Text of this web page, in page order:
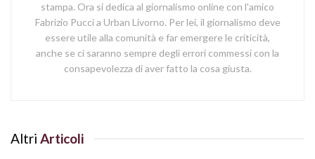
stampa. Ora si dedica al giornalismo online con l'amico
Fabrizio Pucci a Urban Livorno. Per lei, il giornalismo deve
essere utile alla comunità e far emergere le criticità,
anche se ci saranno sempre degli errori commessi con la
consapevolezza di aver fatto la cosa giusta.
Altri Articoli